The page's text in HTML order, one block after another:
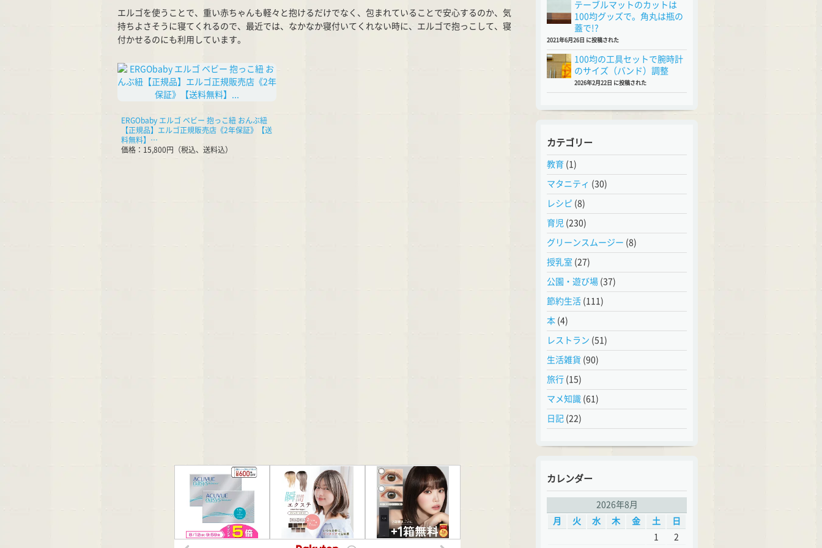
エルゴを使うことで、重い赤ちゃんも軽々と抱けるだけでなく、包まれていることで安心するのか、気
持ちよさそうに寝てくれるので、最近では、なかなか寝付いてくれない時に、エルゴで抱っこして、寝
付かせるのにも利用しています。
ERGObaby エルゴ ベビー 抱っこ紐 おんぶ紐
【正規品】エルゴ正規販売店《2年保証》【送
料無料】…
価格：15,800円（税込、送料込）
テーブルマットのカットは
100均グッズで。角丸は瓶の
蓋で!?
2021年6月26日 に投稿された
100均の工具セットで腕時計
のサイズ（バンド）調整
2026年2月22日 に投稿された
カテゴリー
教育 (1)
マタニティ (30)
レシピ (8)
育児 (230)
グリーンスムージー (8)
授乳室 (27)
公園・遊び場 (37)
節約生活 (111)
本 (4)
レストラン (51)
生活雑貨 (90)
旅行 (15)
マメ知識 (61)
日記 (22)
カレンダー
2026年8月
月
火 水 木 金 土
日
1
2